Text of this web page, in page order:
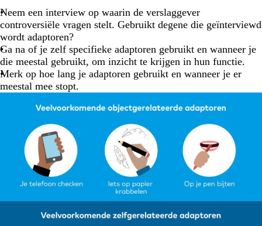
Neem een interview op waarin de verslaggever
controversiële vragen stelt. Gebruikt degene die geïnterviewd
wordt adaptoren?
Ga na of je zelf specifieke adaptoren gebruikt en wanneer je
die meestal gebruikt, om inzicht te krijgen in hun functie.
Merk op hoe lang je adaptoren gebruikt en wanneer je er
meestal mee stopt.